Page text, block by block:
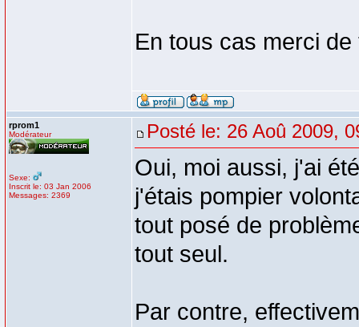
En tous cas merci
rprom1
Modérateur
Sexe:
Inscrit le: 03 Jan 2006
Messages: 2369
Posté le: 26 Aoû 2009,
Oui, moi aussi, j'ai
j'étais pompier
tout posé de
tout seul.
Par contre,